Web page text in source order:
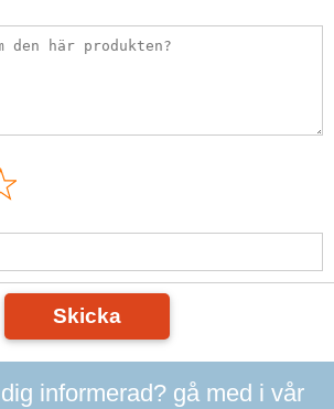
Skicka
informerad? gå med i vår